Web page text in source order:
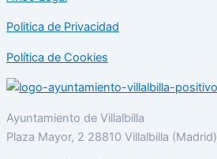
Politica de Privacidad
Política de Cookies
Ayuntamiento de Villalbilla
Plaza Mayor, 2 28810 Villalbilla (Madrid)